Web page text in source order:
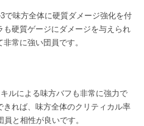
で味方全体に硬質ダメージ強化を付
硬質ゲージにダメージを与えられ
常に強い団員です。
ルによる味方バフも非常に強力で
れば、味方全体のクリティカル率
と相性が良いです。